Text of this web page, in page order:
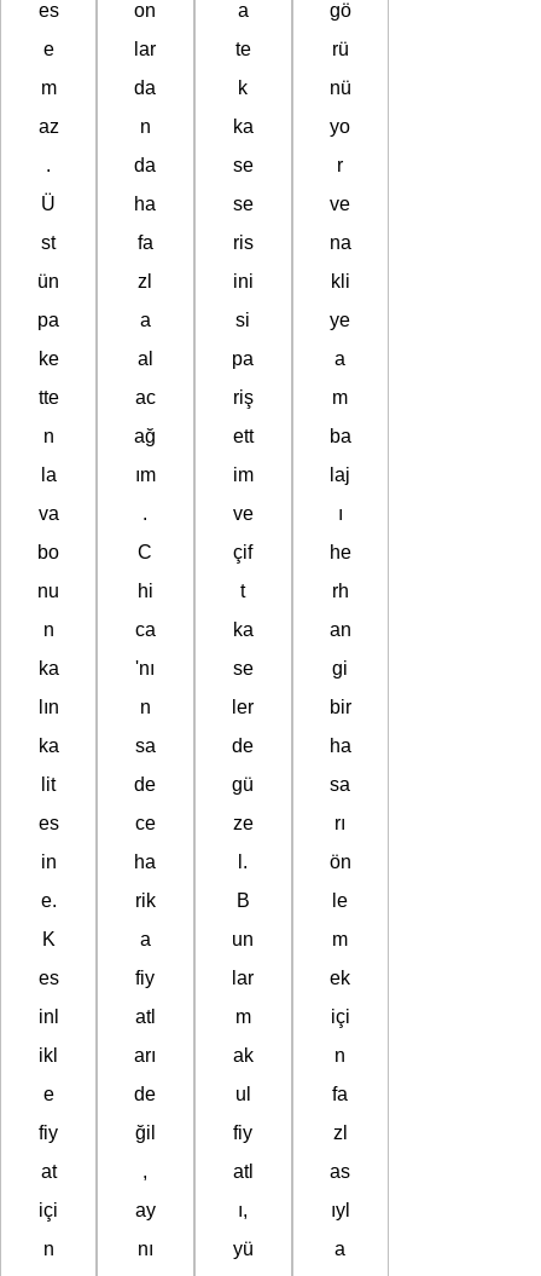
es
e
m
az
.
Ü
st
ün
pa
ke
tte
n
la
va
bo
nu
n
ka
lın
ka
lit
es
in
e.
K
es
inl
ikl
e
fiy
at
içi
n
on
lar
da
n
da
ha
fa
zl
a
al
ac
ağ
ım
.
C
hi
ca
'nı
n
sa
de
ce
ha
rik
a
fiy
atl
arı
de
ğil
,
ay
nı
a
te
k
ka
se
se
ris
ini
si
pa
riş
ett
im
ve
çif
t
ka
se
ler
de
gü
ze
l.
B
un
lar
m
ak
ul
fiy
atl
ı,
yü
gö
rü
nü
yo
r
ve
na
kli
ye
a
m
ba
laj
ı
he
rh
an
gi
bir
ha
sa
rı
ön
le
m
ek
içi
n
fa
zl
as
ıyl
a